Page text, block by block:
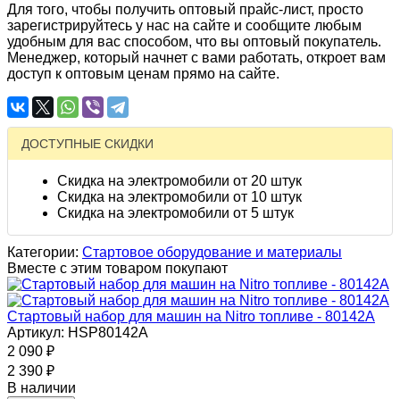
Для того, чтобы получить оптовый прайс-лист, просто
зарегистрируйтесь у нас на сайте и сообщите любым
удобным для вас способом, что вы оптовый покупатель.
Менеджер, который начнет с вами работать, откроет вам
доступ к оптовым ценам прямо на сайте.
ДОСТУПНЫЕ СКИДКИ
Скидка на электромобили от 20 штук
Скидка на электромобили от 10 штук
Скидка на электромобили от 5 штук
Категории: Стартовое оборудование и материалы
Вместе с этим товаром покупают
Стартовый набор для машин на Nitro топливе - 80142A
Артикул: HSP80142A
2 090 ₽
2 390 ₽
В наличии